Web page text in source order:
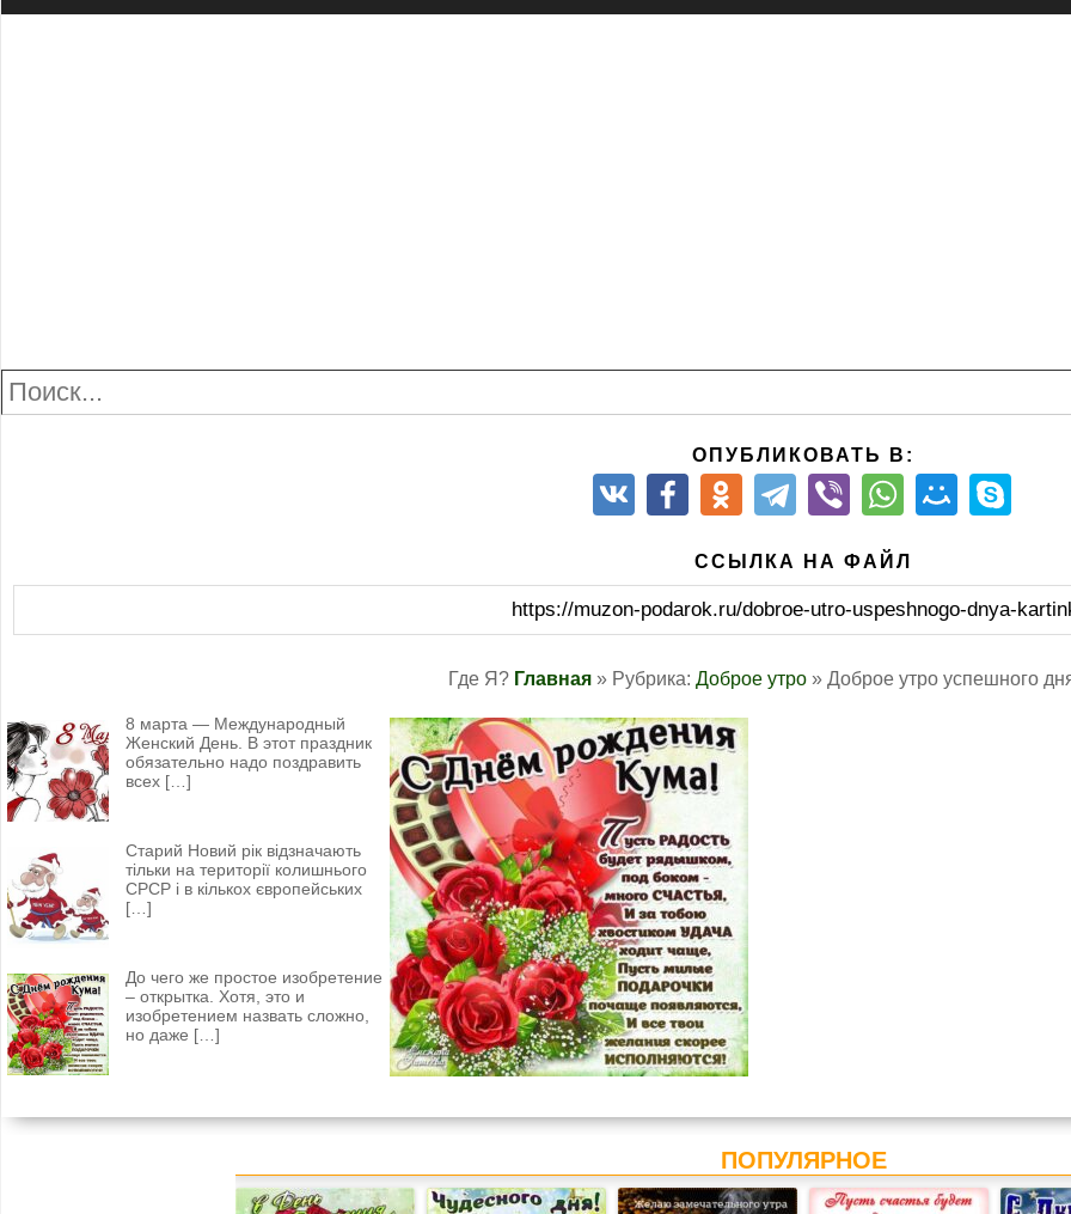
ОПУБЛИКОВАТЬ В:
ССЫЛКА НА ФАЙЛ
https://muzon-podarok.ru/dobroe-utro-uspeshnogo-dnya-
Где Я? Главная» Рубрика: Доброе утро» Доброе утро успешного
8 марта — Международный
Женский День. В этот праздник
обязательно надо поздравить
всех […]
Старий Новий рік відзначають
тільки на території колишнього
СРСР і в кількох європейських
[…]
До чего же простое изобретение
– открытка. Хотя, это и
изобретением назвать сложно,
но даже […]
ПОПУЛЯРНОЕ